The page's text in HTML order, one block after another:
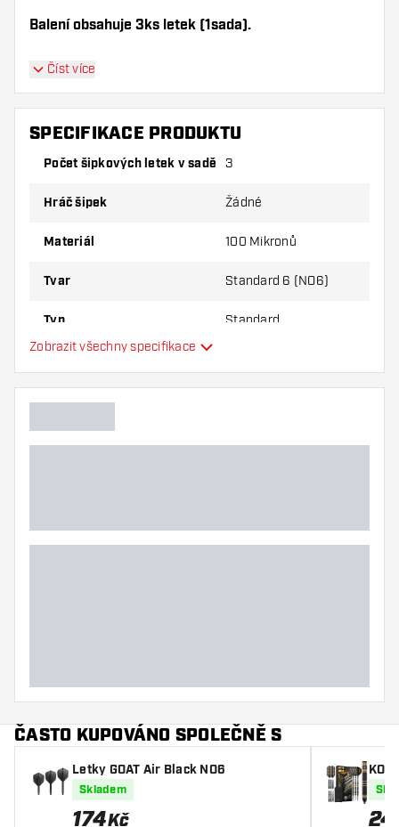
Balení obsahuje 3ks letek (1sada).
Dartshopper tip!
Ujistěte se, že máte po ruce dostatek letky a
násadky. Ty se mohou používáním poškodit
Vyzkoušejte jiný tvar, materiál nebo tloušťku
vyhovuje nejlépe!
Číst více
SPECIFIKACE PRODUKTU
Počet šipkových letek v sadě 3
Hráč šipek Žádné
Materiál 100 Mikronů
Tvar Standard 6 (NO6)
Typ Standard
Hlavní barva
Zobrazit všechny specifikace
ČASTO KUPOVÁNO SPOLEČNĚ S
Letky GOAT Air Black NO6
Skladem
174Kč